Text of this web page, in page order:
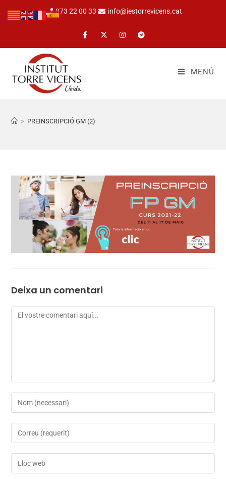
973 22 00 33 info@iestorrevicens.cat
MENÚ
> PREINSCRIPCIÓ GM (2)
Deixa un comentari